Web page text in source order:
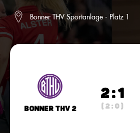
Bonner THV Sportanlage - Platz 1
Bonner THV 2
2 : 1
( 2 : 0 )